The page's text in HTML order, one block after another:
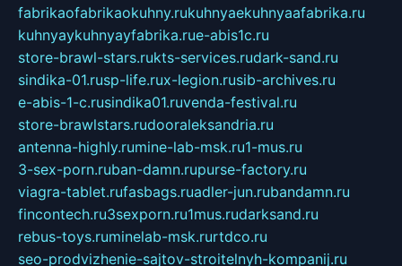
fabrikaofabrikaokuhny.rukuhnyaekuhnyaafabrika.ru
kuhnyaykuhnyayfabrika.rue-abis1c.ru
store-brawl-stars.rukts-services.rudark-sand.ru
sindika-01.rusp-life.rux-legion.rusib-archives.ru
e-abis-1-c.rusindika01.ruvenda-festival.ru
store-brawlstars.rudooraleksandria.ru
antenna-highly.rumine-lab-msk.ru1-mus.ru
3-sex-porn.ruban-damn.rupurse-factory.ru
viagra-tablet.rufasbags.ruadler-jun.rubandamn.ru
fincontech.ru3sexporn.ru1mus.rudarksand.ru
rebus-toys.ruminelab-msk.rurtdco.ru
seo-prodvizhenie-sajtov-stroitelnyh-kompanij.ru